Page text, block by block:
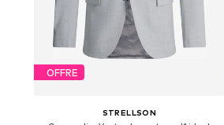
OFFRE
STRELLSON